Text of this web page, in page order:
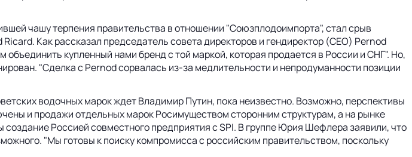
чашу терпения правительства в отношении "Союзплодоимпорта", стал срыв
Как рассказал председатель совета директоров и гендиректор (CEO) Pernod
купленный нами бренд с той маркой, которая продается в России и СНГ". Но,
"Сделка с Pernod сорвалась из-за медлительности и непродуманности позиции
водочных марок ждет Владимир Путин, пока неизвестно. Возможно, перспективы
и продажи отдельных марок Росимуществом сторонним структурам, а на рынке
Россией совместного предприятия с SPI. В группе Юрия Шефлера заявили, что
"Мы готовы к поиску компромисса с российским правительством, поскольку